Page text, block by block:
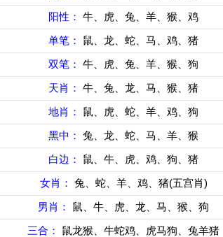
阳性： 牛、虎、兔、羊、猴、鸡
单笔： 鼠、龙、蛇、马、鸡、猪
双笔： 牛、虎、兔、羊、猴、狗
天肖： 牛、兔、龙、马、猴、猪
地肖： 鼠、虎、蛇、羊、鸡、狗
黑中： 兔、龙、蛇、马、羊、猴
白边： 鼠、牛、虎、鸡、狗、猪
女肖： 兔、蛇、羊、鸡、猪(五宫肖)
男肖： 鼠、牛、虎、龙、马、猴、狗
三合： 鼠龙猴、牛蛇鸡、虎马狗、兔羊猪